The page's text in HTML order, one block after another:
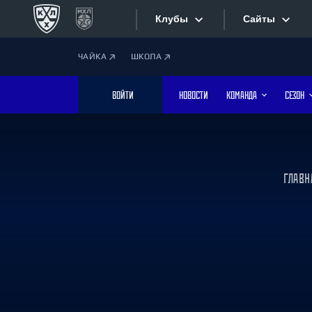
Клубы
Дивизион Боброва
Лада
Сайты
ЧАЙКА ШКОЛА
ВОЙТИ НОВОСТИ КОМАНДА СЕЗОН